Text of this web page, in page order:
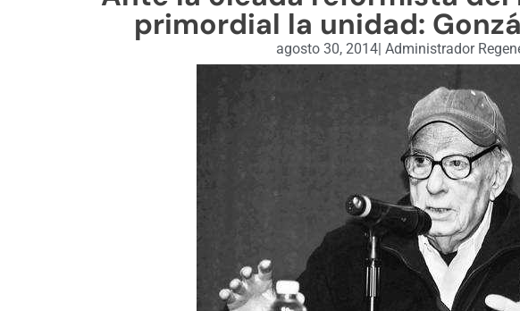
primordial la unidad:
agosto 30, 2014 Administrador